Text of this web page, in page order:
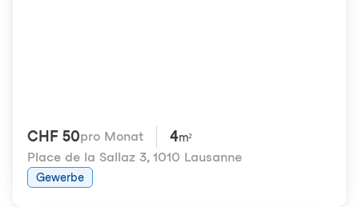
CHF 50pro Monat 4m²
Place de la Sallaz 3, 1010 Lausanne
Gewerbe